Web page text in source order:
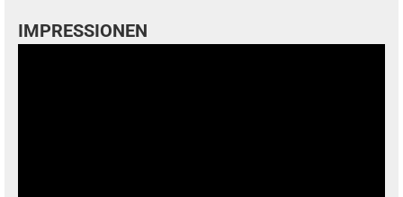
IMPRESSIONEN